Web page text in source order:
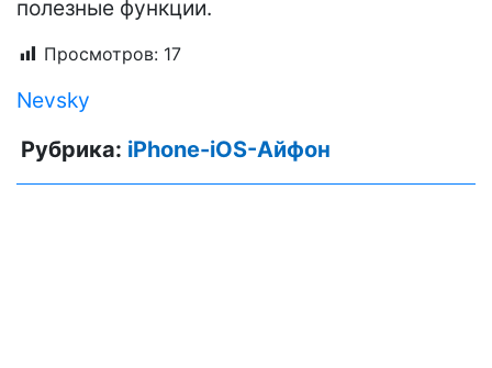
полезные функции.
Просмотров: 17
Nevsky
Рубрика: iPhone-iOS-Айфон